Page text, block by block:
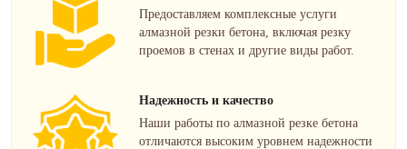
Предоставляем комплексные услуги
алмазной резки бетона, включая резку
проемов в стенах и другие виды работ.
Надежность и качество
Наши работы по алмазной резке бетона
отличаются высоким уровнем надежности